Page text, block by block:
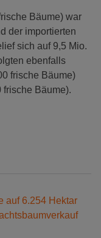
Bäume) war
der importierten
sich auf 9,5 Mio.
ebenfalls
frische Bäume)
Bäume).
auf 6.254 Hektar